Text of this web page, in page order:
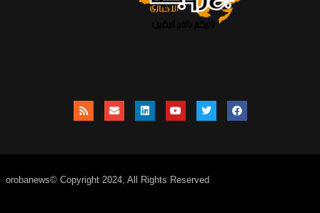
orobanews© Copyright 2024, All Rights Reserved